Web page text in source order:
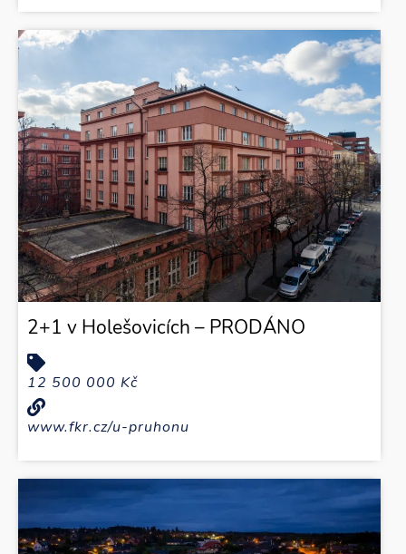
2+1 v Holešovicích – PRODÁNO
12 500 000 Kč
www.fkr.cz/u-pruhonu